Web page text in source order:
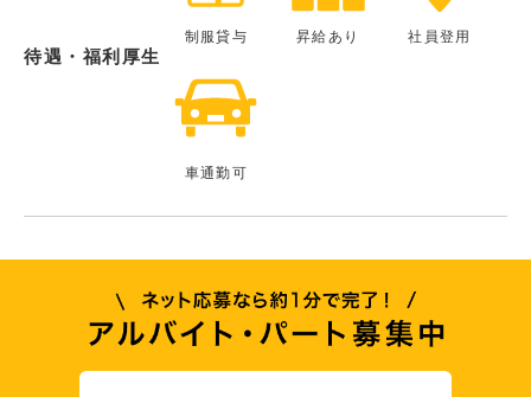
待遇・福利厚生
制服貸与 昇給あり 社員登用
車通勤可